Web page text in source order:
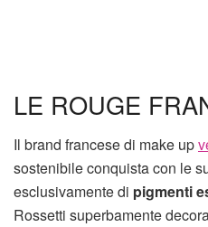
LE ROUGE
Il brand francese di make up
sostenibile conquista con le
esclusivamente di pigmenti
Rossetti superbamente